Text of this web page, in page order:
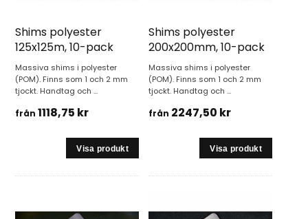
Shims polyester
125x125m, 10-pack
Massiva shims i polyester
(POM). Finns som 1 och 2 mm
tjockt. Handtag och ...
från 1118,75 kr
Shims polyester
200x200mm, 10-pack
Massiva shims i polyester
(POM). Finns som 1 och 2 mm
tjockt. Handtag och ...
från 2247,50 kr